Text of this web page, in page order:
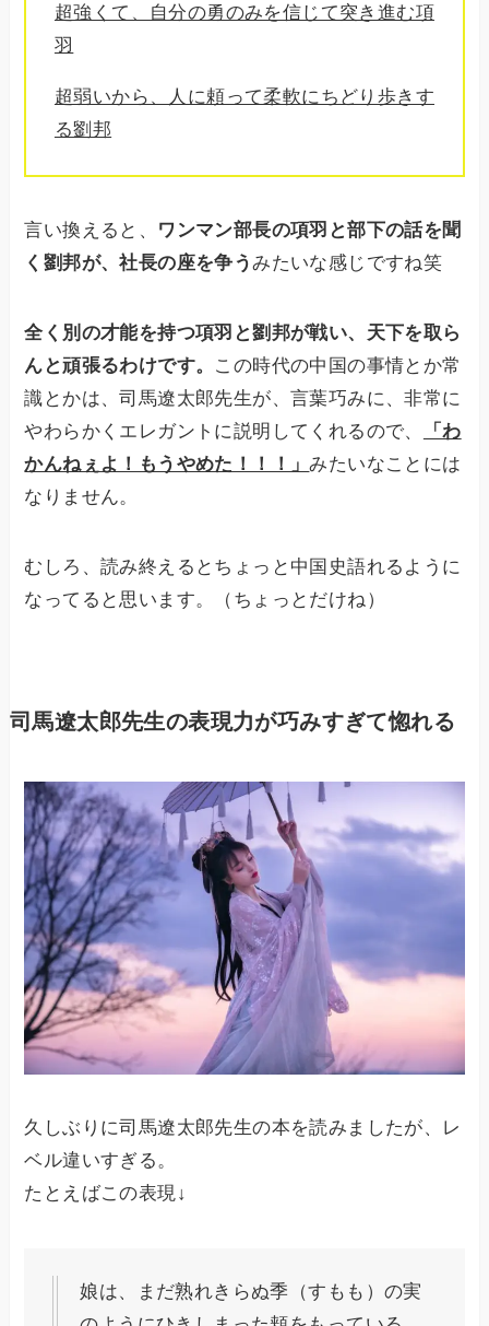
超強くて、自分の勇のみを信じて突き進む項
羽
超弱いから、人に頼って柔軟にちどり歩きす
る劉邦
言い換えると、 ワンマン部長の項羽と部下の話を聞
く劉邦が、社長の座を争うみたいな感じですね笑
全く別の才能を持つ項羽と劉邦が戦い、天下を取ら
んと頑張るわけです。 この時代の中国の事情とか常
識とかは、司馬遼太郎先生が、言葉巧みに、非常に
やわらかくエレガントに説明してくれるので、
「わ
かんねぇよ！もうやめた！！！」みたいなことには
なりません。
むしろ、読み終えるとちょっと中国史語れるように
なってると思います。（ちょっとだけね）
司馬遼太郎先生の表現力が巧みすぎて惚れる
久しぶりに司馬遼太郎先生の本を読みましたが、レ
ベル違いすぎる。
たとえばこの表現↓
娘は、まだ熟れきらぬ季（すもも）の実